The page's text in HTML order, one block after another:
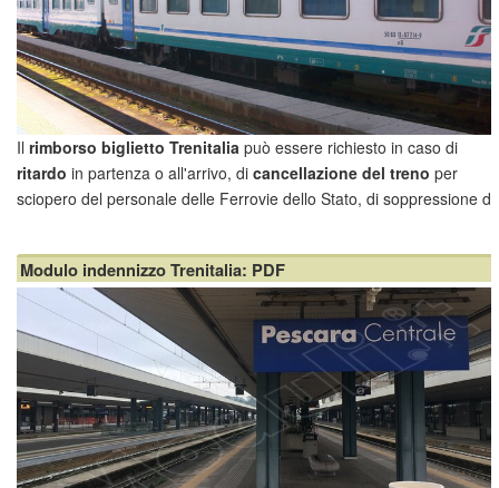
Ilrimborso biglietto Trenitalia può essere richiesto in caso di
ritardo in partenza o all'arrivo, dicancellazione del treno per
sciopero del personale delle Ferrovie dello Stato, di soppressione di
da parte del passeggero. Da questa scheda è possibile scaricare il
modulo PDFper i treni regionali di Trenitalia e il
(Regolamento di esecuzione UE n. 949 del 27 marzo 2024)
Modulo indennizzo Trenitalia: PDF